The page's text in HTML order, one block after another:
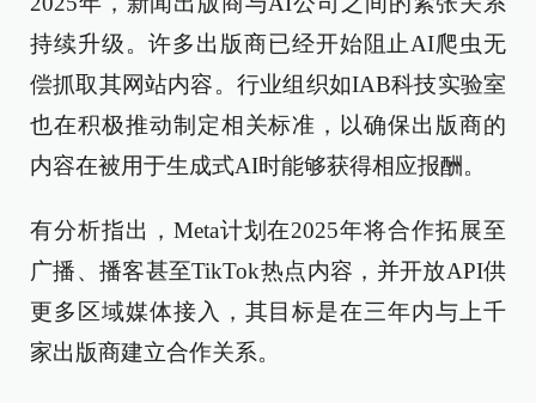
持续升级。许多出版商已经开始阻止AI爬虫无
偿抓取其网站内容。行业组织如IAB科技实验室
也在积极推动制定相关标准，以确保出版商的
内容在被用于生成式AI时能够获得相应报酬。
有分析指出，Meta计划在2025年将合作拓展至
广播、播客甚至TikTok热点内容，并开放API供
更多区域媒体接入，其目标是在三年内与上千
家出版商建立合作关系。